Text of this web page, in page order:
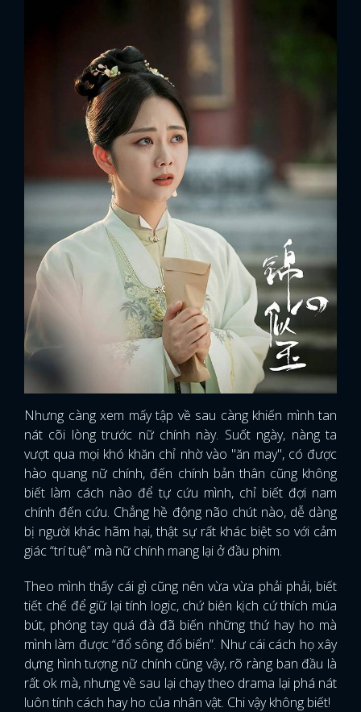
Nhưng càng xem mấy tập về sau càng khiến mình tan
nát cõi lòng trước nữ chính này. Suốt ngày, nàng ta
vượt qua mọi khó khăn chỉ nhờ vào "ăn may", có được
hào quang nữ chính, đến chính bản thân cũng không
biết làm cách nào để tự cứu mình, chỉ biết đợi nam
chính đến cứu. Chẳng hề động não chút nào, dễ dàng
bị người khác hãm hại, thật sự rất khác biệt so với cảm
giác “trí tuệ” mà nữ chính mang lại ở đầu phim.
Theo mình thấy cái gì cũng nên vừa vừa phải phải, biết
tiết chế để giữ lại tính logic, chứ biên kịch cứ thích múa
bút, phóng tay quá đà đã biến những thứ hay ho mà
mình làm được “đổ sông đổ biển”. Như cái cách họ xây
dựng hình tượng nữ chính cũng vậy, rõ ràng ban đầu là
rất ok mà, nhưng về sau lại chạy theo drama lại phá nát
luôn tính cách hay ho của nhân vật. Chi vậy không biết!